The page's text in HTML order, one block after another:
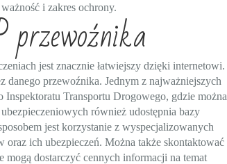
i zakres ochrony.
przewoźnika
jest znacznie łatwiejszy dzięki internetowi.
danego przewoźnika. Jednym z najważniejszych
Transportu Drogowego, gdzie można
również udostępnia bazy
jest korzystanie z wyspecjalizowanych
ich ubezpieczeń. Można także skontaktować
dostarczyć cennych informacji na temat